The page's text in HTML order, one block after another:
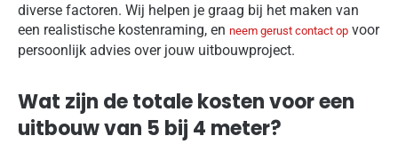
diverse factoren. Wij helpen je graag bij het maken van
een realistische kostenraming, en neem gerust contact op voor
persoonlijk advies over jouw uitbouwproject.
Wat zijn de totale kosten voor een
uitbouw van 5 bij 4 meter?